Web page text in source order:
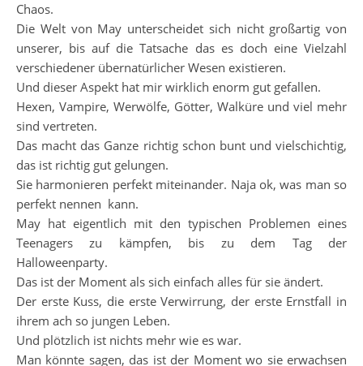
Chaos.
Die Welt von May unterscheidet sich nicht großartig von
unserer, bis auf die Tatsache das es doch eine Vielzahl
verschiedener übernatürlicher Wesen existieren.
Und dieser Aspekt hat mir wirklich enorm gut gefallen.
Hexen, Vampire, Werwölfe, Götter, Walküre und viel mehr
sind vertreten.
Das macht das Ganze richtig schon bunt und vielschichtig,
das ist richtig gut gelungen.
Sie harmonieren perfekt miteinander. Naja ok, was man so
perfekt nennen kann.
May hat eigentlich mit den typischen Problemen eines
Teenagers zu kämpfen, bis zu dem Tag der
Halloweenparty.
Das ist der Moment als sich einfach alles für sie ändert.
Der erste Kuss, die erste Verwirrung, der erste Ernstfall in
ihrem ach so jungen Leben.
Und plötzlich ist nichts mehr wie es war.
Man könnte sagen, das ist der Moment wo sie erwachsen